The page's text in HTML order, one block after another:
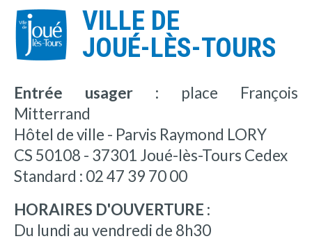
VILLE DE
JOUÉ-LÈS-TOURS
Entrée usager : place François
Mitterrand
Hôtel de ville - Parvis Raymond LORY
CS 50108 - 37301 Joué-lès-Tours Cedex
Standard : 02 47 39 70 00
HORAIRES D'OUVERTURE :
Du lundi au vendredi de 8h30